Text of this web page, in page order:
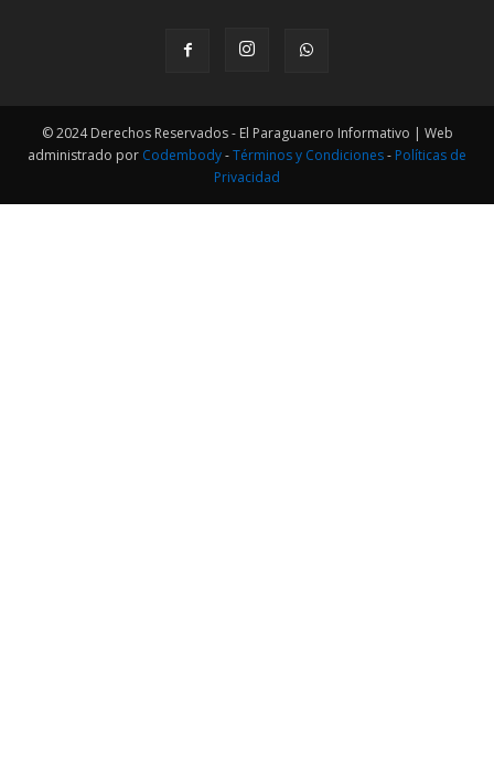
© 2024 Derechos Reservados - El Paraguanero Informativo | Web
administrado por Codembody-Términos y Condiciones- Políticas de
Privacidad